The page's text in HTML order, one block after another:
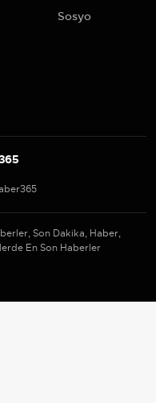
Sosyo
Son Dakika, Haber,
En Son Haberler